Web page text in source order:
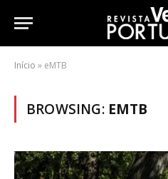
Início » eMTB
BROWSING: EMTB